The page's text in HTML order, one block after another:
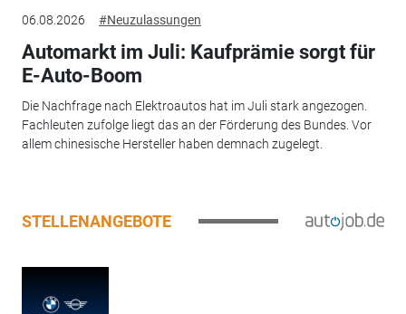
06.08.2026 #Neuzulassungen
Automarkt im Juli: Kaufprämie sorgt für
E-Auto-Boom
Die Nachfrage nach Elektroautos hat im Juli stark angezogen.
Fachleuten zufolge liegt das an der Förderung des Bundes. Vor
allem chinesische Hersteller haben demnach zugelegt.
STELLENANGEBOTE